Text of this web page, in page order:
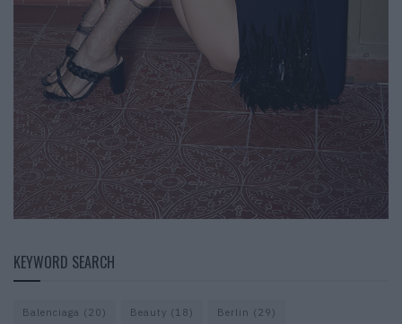
KEYWORD SEARCH
Balenciaga (20) Beauty (18) Berlin (29)